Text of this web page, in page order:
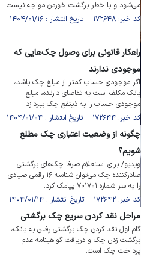
می‌شود و با خطر برگشت خوردن مواجه نیست
کد خبر: ۱۷۲۶۴۸ تاریخ انتشار : ۱۴۰۴/۰۱/۱۶
راهکار قانونی برای وصول چک‌هایی که
موجودی ندارند
اگر موجودی حساب کمتر از مبلغ چک باشد،
بانک مکلف است به تقاضای دارنده، مبلغ
موجودی حساب را به ذینفع چک بپردازد
کد خبر: ۱۷۲۶۴۴ تاریخ انتشار : ۱۴۰۴/۰۱/۰۴
چگونه از وضعیت اعتباری چک مطلع
شویم؟
ویدیو/ برای استعلام صرفا چک‌های برگشتی
صادرکننده چک می‌توان شناسه ۱۶ رقمی صیادی
را به سر شماره ۷۰۱۷۰۱ پیامک کرد.
کد خبر: ۱۷۲۶۴۲ تاریخ انتشار : ۱۴۰۴/۰۱/۱۴
مراحل نقد کردن سریع چک برگشتی
گام اول نقد کردن چک برگشتی رفتن به بانک،
برگشت زدن چک و دریافت گواهینامه عدم
پرداخت چک است.